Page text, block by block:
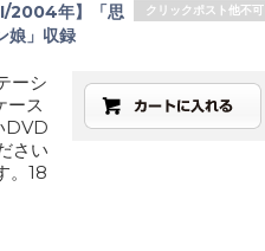
クリックポスト他不可
2004年】「思
娘」収録
ーシ
ース
DVD
さい
。18